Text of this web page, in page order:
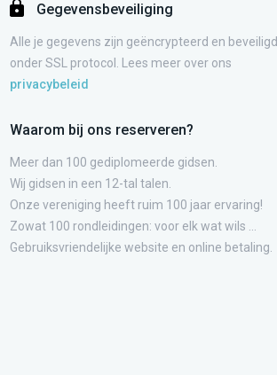
Gegevensbeveiliging
Alle je gegevens zijn geëncrypteerd en beveiligd
onder SSL protocol. Lees meer over ons
privacybeleid
Waarom bij ons reserveren?
Meer dan 100 gediplomeerde gidsen.
Wij gidsen in een 12-tal talen.
Onze vereniging heeft ruim 100 jaar ervaring!
Zowat 100 rondleidingen: voor elk wat wils ...
Gebruiksvriendelijke website en online betaling.